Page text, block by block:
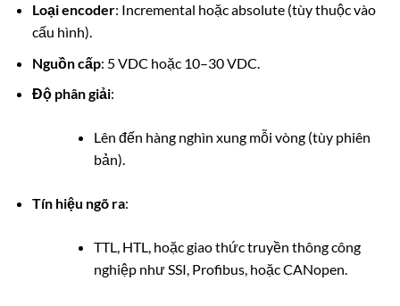
Loại encoder: Incremental hoặc absolute (tùy thuộc vào
cấu hình).
Nguồn cấp: 5 VDC hoặc 10–30 VDC.
Độ phân giải:
Lên đến hàng nghìn xung mỗi vòng (tùy phiên
bản).
Tín hiệu ngõ ra:
TTL, HTL, hoặc giao thức truyền thông công
nghiệp như SSI, Profibus, hoặc CANopen.